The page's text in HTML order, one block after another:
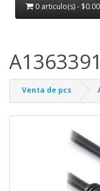
0 articulo(s) - $0.00
A1363391
Venta de pcs